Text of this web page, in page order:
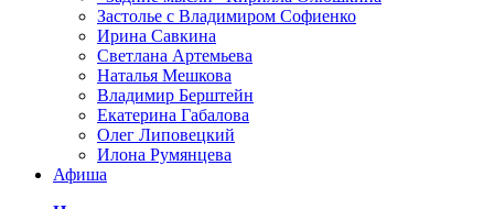
Застолье с Владимиром Софиенко
Ирина Савкина
Светлана Артемьева
Наталья Мешкова
Владимир Берштейн
Екатерина Габалова
Олег Липовецкий
Илона Румянцева
Афиша